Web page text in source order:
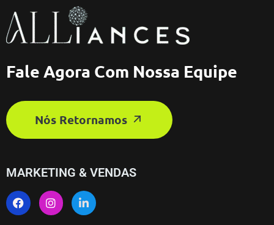
Fale Agora Com Nossa Equipe
Nós Retornamos
MARKETING & VENDAS